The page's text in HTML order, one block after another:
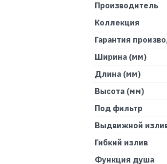
Производитель
Коллекция
Гарантия
Ширина (мм)
Длина (мм)
Высота (мм)
Под фильтр
Выдвижной
Гибкий излив
Функция душа